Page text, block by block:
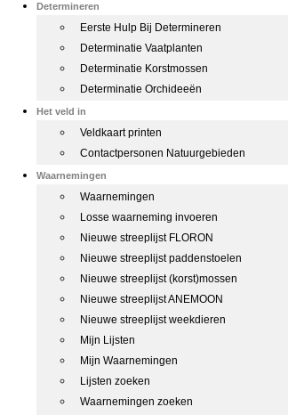
Determineren
Eerste Hulp Bij Determineren
Determinatie Vaatplanten
Determinatie Korstmossen
Determinatie Orchideeën
Het veld in
Veldkaart printen
Contactpersonen Natuurgebieden
Waarnemingen
Waarnemingen
Losse waarneming invoeren
Nieuwe streeplijst FLORON
Nieuwe streeplijst paddenstoelen
Nieuwe streeplijst (korst)mossen
Nieuwe streeplijst ANEMOON
Nieuwe streeplijst weekdieren
Mijn Lijsten
Mijn Waarnemingen
Lijsten zoeken
Waarnemingen zoeken